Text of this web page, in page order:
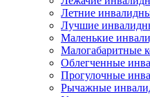
Летние
Лучшие
Маленькие
Малогабаритные
Облегченные
Прогулочные
Рычажные